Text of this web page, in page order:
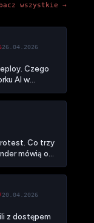
wszystkie →
26.04.2026
Czego
AI w
powierzchnią
Co trzy
mówią o
20.04.2026
z dostępem